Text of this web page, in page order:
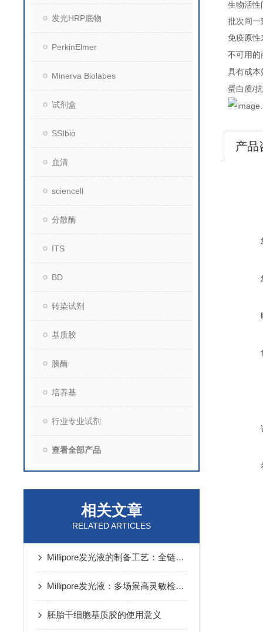
发光HRP底物
PerkinElmer
Minerva Biolabes
试剂盒
SSIbio
血清
sciencell
分散酶
ITS
BD
转染试剂
基质胶
胰酶
培养基
行业专业试剂
查看全部产品
相关文章
RELATED ARTICLES
Millipore发光液的制备工艺：全链路质控保障检测性能稳定
Millipore发光液：多场景高灵敏检测的核心试剂支撑
胚胎干细胞基质胶的使用意义
生物活性
批次间一
免疫原性
不可用的
具有成本
蛋白质/
产品